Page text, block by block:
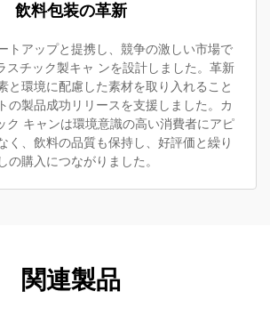
飲料包装の革新
トアップと提携し、競争の激しい市場で
スチック製キャ ンを設計しました。革新
と環境に配慮した素材を取り入れること
の製品成功リリースを支援しました。カ
ク キャンは環境意識の高い消費者にアピ
く、飲料の品質も保持し、好評価と繰り
の購入につながりました。
関連製品